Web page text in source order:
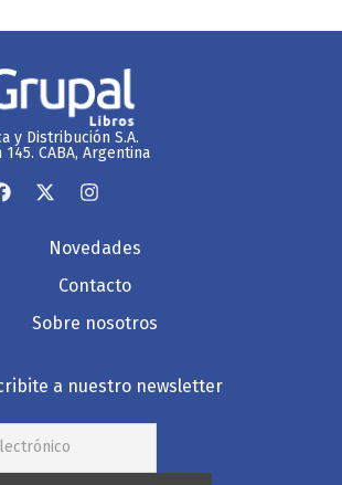
y Distribución S.A.
145. CABA, Argentina
Novedades
Contacto
Sobre nosotros
a nuestro newsletter